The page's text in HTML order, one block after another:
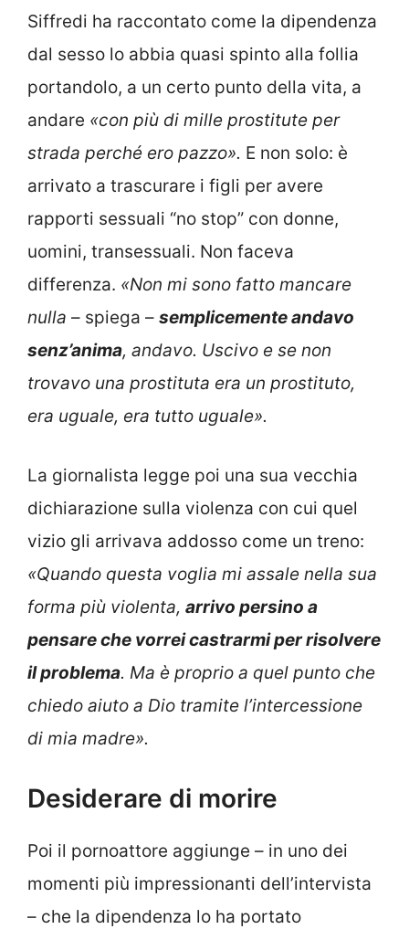
Siffredi ha raccontato come la dipendenza
dal sesso lo abbia quasi spinto alla follia
portandolo, a un certo punto della vita, a
andare «con più di mille prostitute per
strada perché ero pazzo». E non solo: è
arrivato a trascurare i figli per avere
rapporti sessuali “no stop” con donne,
uomini, transessuali. Non faceva
differenza. «Non mi sono fatto mancare
nulla – spiega – semplicemente andavo
senz’anima, andavo. Uscivo e se non
trovavo una prostituta era un prostituto,
era uguale, era tutto uguale».
La giornalista legge poi una sua vecchia
dichiarazione sulla violenza con cui quel
vizio gli arrivava addosso come un treno:
«Quando questa voglia mi assale nella sua
forma più violenta, arrivo persino a
pensare che vorrei castrarmi per risolvere
il problema. Ma è proprio a quel punto che
chiedo aiuto a Dio tramite l’intercessione
di mia madre».
Desiderare di morire
Poi il pornoattore aggiunge – in uno dei
momenti più impressionanti dell’intervista
– che la dipendenza lo ha portato